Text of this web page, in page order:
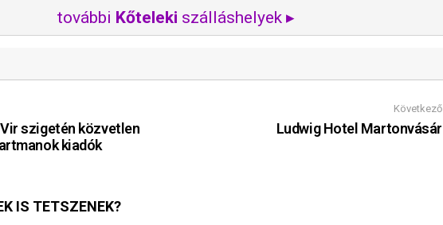
további Kőteleki szálláshelyek ▸
szigetén közvetlen
kiadók
Következő
Ludwig Hotel Martonvásár
IS TETSZENEK?